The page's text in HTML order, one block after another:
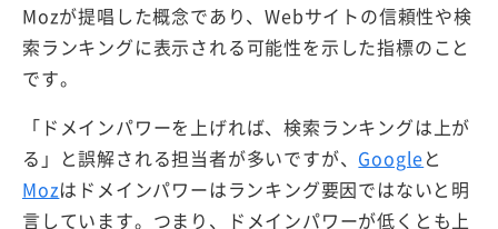
Mozが提唱した概念であり、Webサイトの信頼性や検
索ランキングに表示される可能性を示した指標のこと
です。
「ドメインパワーを上げれば、検索ランキングは上が
る」と誤解される担当者が多いですが、 Googleと
Mozはドメインパワーはランキング要因ではないと明
言しています。つまり、ドメインパワーが低くとも上